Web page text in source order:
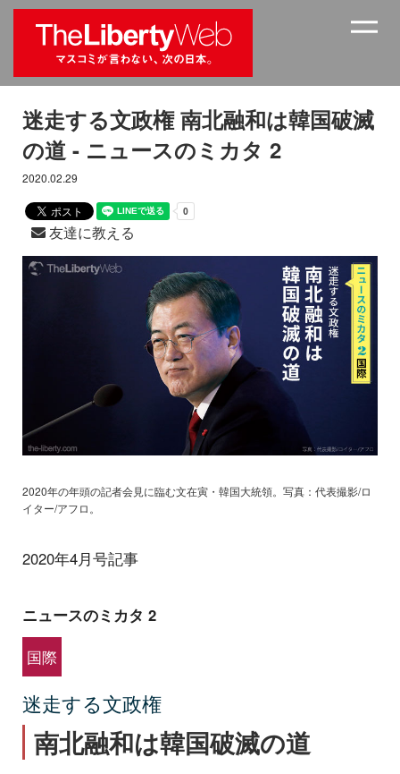
迷走する文政権 南北融和は韓国破滅
の道 - ニュースのミカタ 2
2020.02.29
友達に教える
2020年の年頭の記者会見に臨む文在寅・韓国大統領。写真：代表撮影/ロ
イター/アフロ。
2020年4月号記事
ニュースのミカタ 2
国際
迷走する文政権
南北融和は韓国破滅の道